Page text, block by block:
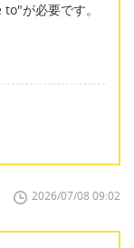
が必要です。
2026/07/08 09:02